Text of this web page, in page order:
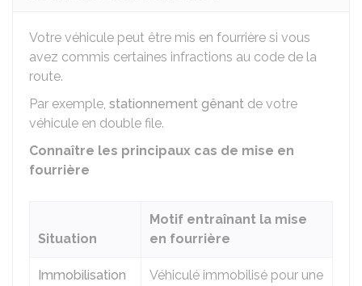
Votre véhicule peut être mis en fourrière si vous
avez commis certaines infractions au code de la
route.
Par exemple, stationnement gênant de votre
véhicule en double file.
Connaître les principaux cas de mise en
fourrière
Situation
Motif entraînant la mise
en fourrière
Immobilisation
Véhiculé immobilisé pour une